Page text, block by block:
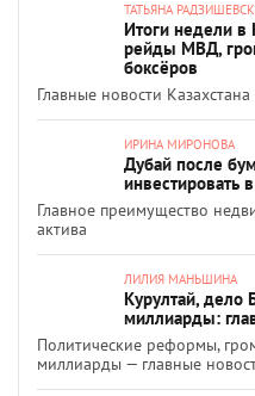
ТАТЬЯНА
Итоги недели в
рейды МВД,
боксёров
Главные новости
ИРИНА МИРОНОВА
Дубай после
инвестировать
Главное преимущество
актива
ЛИЛИЯ МАНЬШИНА
Курултай, дело
миллиарды:
Политические реформы,
миллиарды — главные